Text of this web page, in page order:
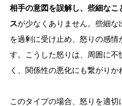
相手の意図を誤解し、些細なこ
スが少なくありません。些細
を過剰に受け止め、怒りの感
す。こうした怒りは、周囲に不
く、関係性の悪化にも繋がりか
このタイプの場合、怒りを適切